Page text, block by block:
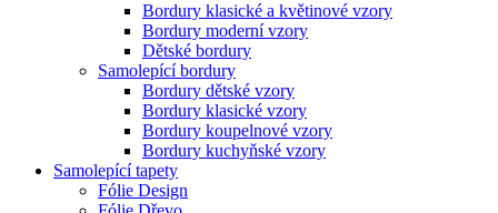
Bordury klasické a květinové vzory
Bordury moderní vzory
Dětské bordury
Samolepící bordury
Bordury dětské vzory
Bordury klasické vzory
Bordury koupelnové vzory
Bordury kuchyňské vzory
Samolepící tapety
Fólie Design